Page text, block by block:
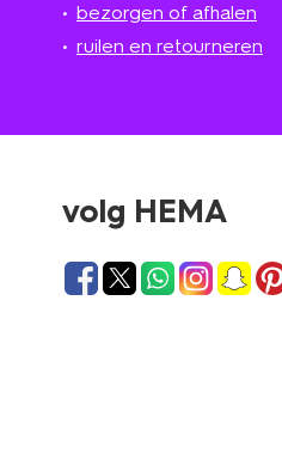
bezorgen of afhalen
ruilen en retourneren
volg HEMA